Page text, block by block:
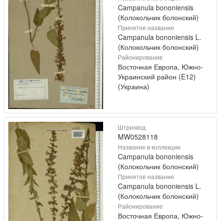
Campanula bononiensis
(Колокольчик болонский)
Принятое название
Campanula bononiensis L.
(Колокольчик болонский)
Районирование
Восточная Европа, Южно-
Украинский район (E12)
(Украина)
Штрихкод
MW0528118
Название в коллекции
Campanula bononiensis
(Колокольчик болонский)
Принятое название
Campanula bononiensis L.
(Колокольчик болонский)
Районирование
Восточная Европа, Южно-